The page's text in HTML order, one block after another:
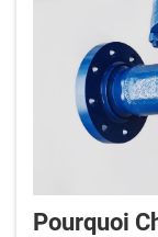
Pourquoi